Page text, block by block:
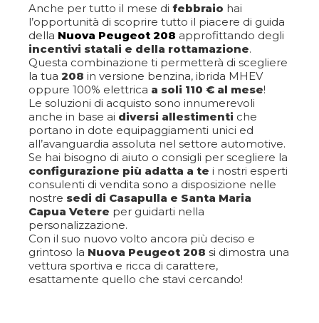
Anche per tutto il mese di febbraio hai
l’opportunità di scoprire tutto il piacere di guida
della Nuova Peugeot 208 approfittando degli
incentivi statali e della rottamazione.
Questa combinazione ti permetterà di scegliere
la tua 208 in versione benzina, ibrida MHEV
oppure 100% elettrica a soli 110 € al mese!
Le soluzioni di acquisto sono innumerevoli
anche in base ai diversi allestimenti che
portano in dote equipaggiamenti unici ed
all’avanguardia assoluta nel settore automotive.
Se hai bisogno di aiuto o consigli per scegliere la
configurazione più adatta a te i nostri esperti
consulenti di vendita sono a disposizione nelle
nostre sedi di Casapulla e Santa Maria
Capua Vetere per guidarti nella
personalizzazione.
Con il suo nuovo volto ancora più deciso e
grintoso la Nuova Peugeot 208 si dimostra una
vettura sportiva e ricca di carattere,
esattamente quello che stavi cercando!